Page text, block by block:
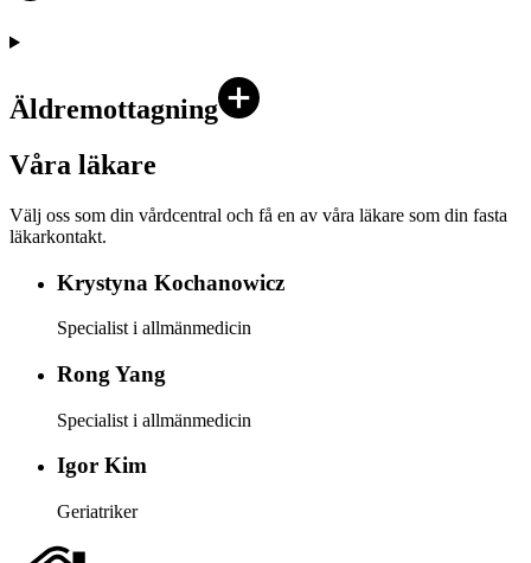
Äldremottagning
Våra läkare
Välj oss som din vårdcentral och få en av våra läkare som din fasta
läkarkontakt.
Krystyna Kochanowicz
Specialist i allmänmedicin
Rong Yang
Specialist i allmänmedicin
Igor Kim
Geriatriker